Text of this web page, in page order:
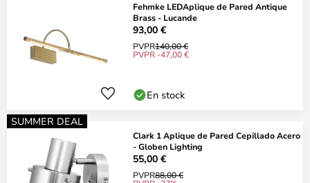
Fehmke LEDAplique de Pared Antique
Brass - Lucande
93,00 €
PVPR140,00 €
PVPR -47,00 €
En stock
SUMMER DEAL
Clark 1 Aplique de Pared Cepillado Acero
- Globen Lighting
55,00 €
PVPR88,00 €